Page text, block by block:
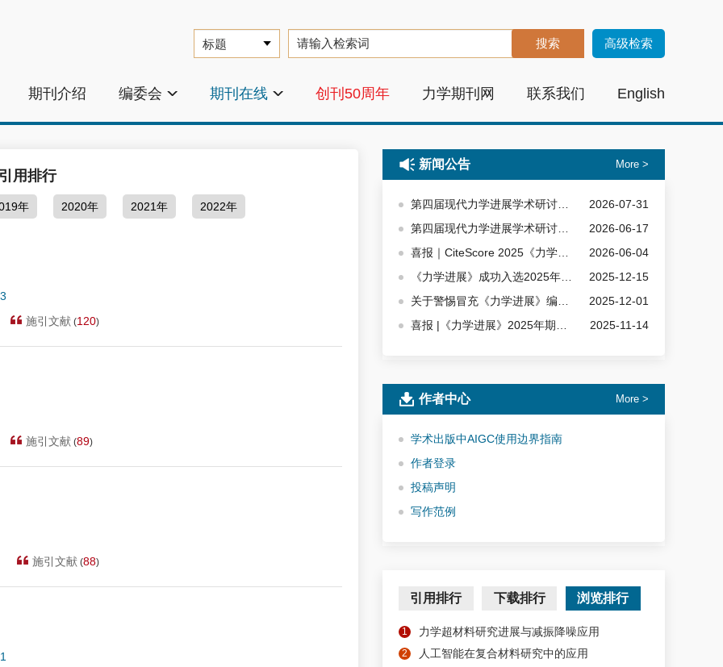
高级检索
期刊介绍 编委会 期刊在线 创刊50周年 力学期刊网 联系我们 English
用排行
年 2020年 2021年 2022年
施引文献 (120)
施引文献 (89)
施引文献 (88)
新闻公告 More >
第四届现代力学进展学术研讨会暨《力学进展》第七届编委扩大会成功举办
2026-07-31
第四届现代力学进展学术研讨会暨《力学进展》第七届编委 扩大会会议通知邀请函
2026-06-17
喜报｜CiteScore 2025《力学进展》分值5.9再创新高，位居Mathematical Physics学科全球Top5%
2026-06-04
《力学进展》成功入选2025年度首都科技期刊卓越行动计划
2025-12-15
2025-12-01
2025-11-14
作者中心 More >
学术出版中AIGC使用边界指南
作者登录
投稿声明
写作范例
引用排行 下载排行 浏览排行
1 力学超材料研究进展与减振降噪应用
2 人工智能在复合材料研究中的应用